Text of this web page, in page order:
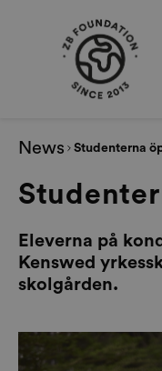
News Studenterna
Eleverna på
Kenswed
skolgården.